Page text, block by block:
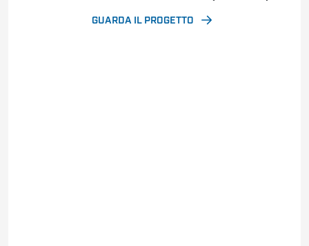
GUARDA IL PROGETTO